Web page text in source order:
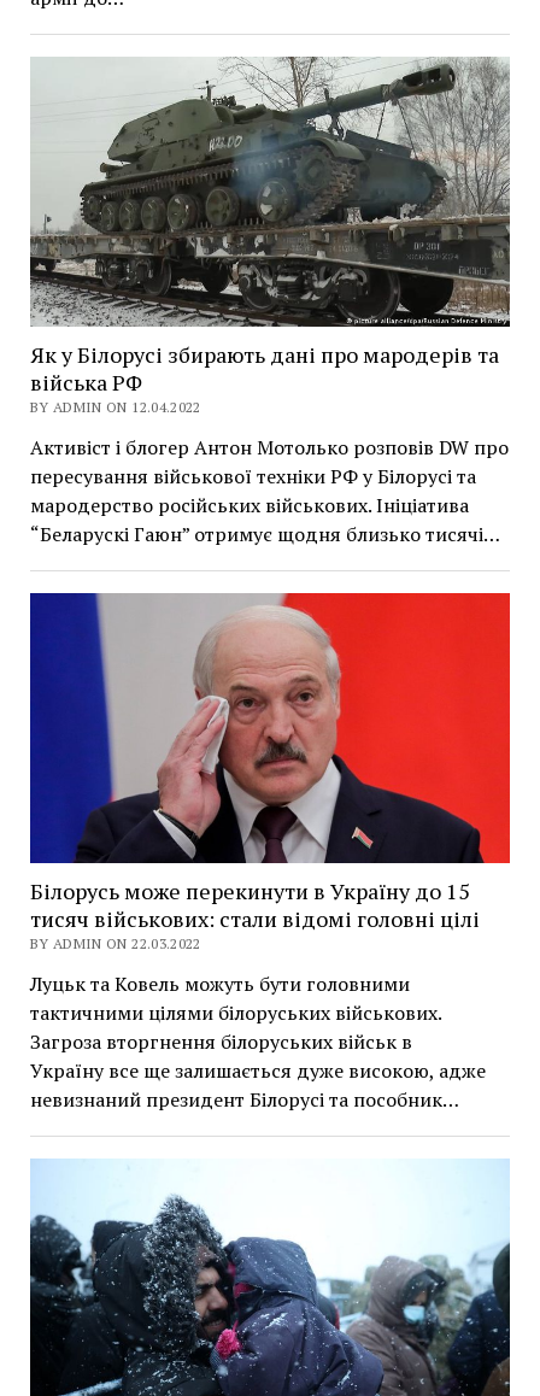
Як у Білорусі збирають дані про мародерів та
війська РФ
BY ADMIN ON 12.04.2022
Активіст і блогер Антон Мотолько розповів DW про
пересування військової техніки РФ у Білорусі та
мародерство російських військових. Ініціатива
“Беларускі Гаюн” отримує щодня близько тисячі…
Білорусь може перекинути в Україну до 15
тисяч військових: стали відомі головні цілі
BY ADMIN ON 22.03.2022
Луцьк та Ковель можуть бути головними
тактичними цілями білоруських військових.
Загроза вторгнення білоруських військ в
Україну все ще залишається дуже високою, адже
невизнаний президент Білорусі та пособник…